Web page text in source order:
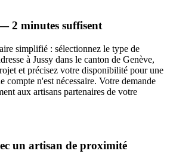
2 minutes suffisent
simplifié : sélectionnez le type de
à Jussy dans le canton de Genève,
et précisez votre disponibilité pour une
compte n'est nécessaire. Votre demande
aux artisans partenaires de votre
un artisan de proximité